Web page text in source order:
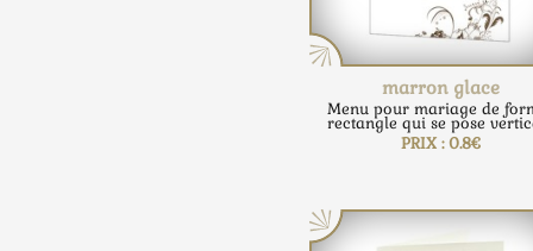
marron glace
Menu pour mariage de
rectangle qui se pose
PRIX : 0.8€